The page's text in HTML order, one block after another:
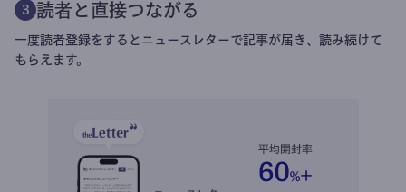
3 読者と直接つながる
一度読者登録をするとニュースレターで記事が届き、読み続けて
もらえます。